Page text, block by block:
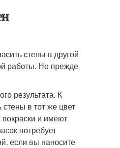
стены в другой
работы. Но прежде
результата. К
в тот же цвет
покраски и имеют
потребует
если вы наносите